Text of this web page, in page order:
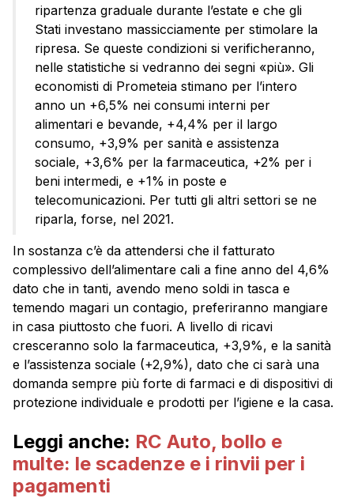
ripartenza graduale durante l’estate e che gli
Stati investano massicciamente per stimolare la
ripresa. Se queste condizioni si verificheranno,
nelle statistiche si vedranno dei segni «più». Gli
economisti di Prometeia stimano per l’intero
anno un +6,5% nei consumi interni per
alimentari e bevande, +4,4% per il largo
consumo, +3,9% per sanità e assistenza
sociale, +3,6% per la farmaceutica, +2% per i
beni intermedi, e +1% in poste e
telecomunicazioni. Per tutti gli altri settori se ne
riparla, forse, nel 2021.
In sostanza c’è da attendersi che il fatturato
complessivo dell’alimentare cali a fine anno del 4,6%
dato che in tanti, avendo meno soldi in tasca e
temendo magari un contagio, preferiranno mangiare
in casa piuttosto che fuori. A livello di ricavi
cresceranno solo la farmaceutica, +3,9%, e la sanità
e l’assistenza sociale (+2,9%), dato che ci sarà una
domanda sempre più forte di farmaci e di dispositivi di
protezione individuale e prodotti per l’igiene e la casa.
Leggi anche: RC Auto, bollo e
multe: le scadenze e i rinvii per i
pagamenti